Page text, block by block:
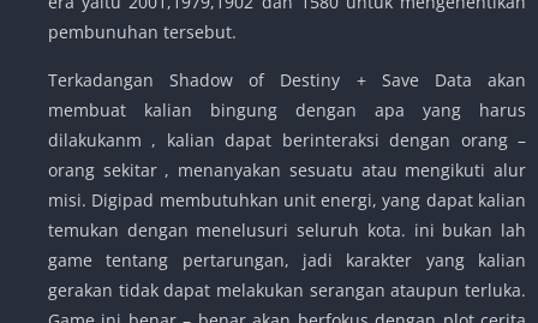
pembunuhan tersebut.
Terkadangan Shadow of Destiny + Save Data akan
membuat kalian bingung dengan apa yang harus
dilakukanm , kalian dapat berinteraksi dengan orang –
orang sekitar , menanyakan sesuatu atau mengikuti alur
misi. Digipad membutuhkan unit energi, yang dapat kalian
temukan dengan menelusuri seluruh kota. ini bukan lah
game tentang pertarungan, jadi karakter yang kalian
gerakan tidak dapat melakukan serangan ataupun terluka.